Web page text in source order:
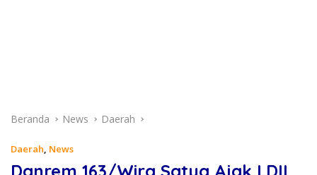
Beranda News Daerah
Daerah, News
Danrem 163/Wira Satya Ajak LDII